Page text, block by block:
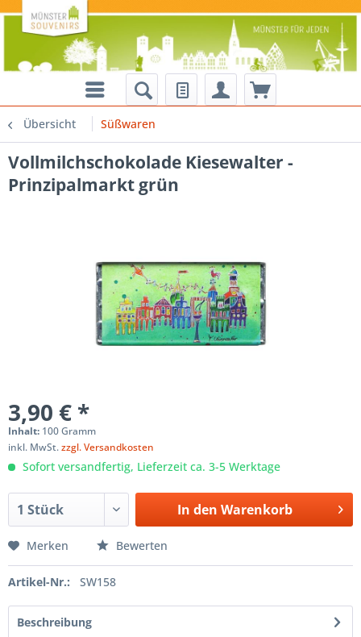
Übersicht Süßwaren
Vollmilchschokolade Kiesewalter -
Prinzipalmarkt grün
3,90 € *
Inhalt: 100 Gramm
inkl. MwSt.zzgl. Versandkosten
Sofort versandfertig, Lieferzeit ca. 3-5 Werktage
In den Warenkorb
Merken Bewerten
Artikel-Nr.: SW158
Beschreibung